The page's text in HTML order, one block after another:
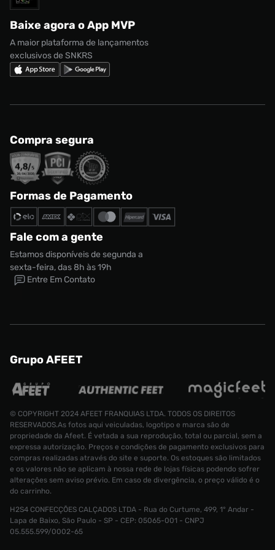
CONTINUAR COMPRANDO
Camiseta
Tamanho:
ADICIONAR AO CARRINHO
Nike Shox
Regulamento CRM/ CASHBACK
Regulamento Cupom
Baixe agora o App MVP
A maior plataforma de lançamentos
exclusivos de SNKRS
Compra segura
Formas de Pagamento
Fale com a gente
Estamos disponíveis de segunda a
sexta-feira, das 8h às 19h
Entre Em Contato
Grupo AFEET
© COPYRIGHT 2024 AFEET FRANQUIAS LTDA. TODOS OS DIREITOS
RESERVADOS.As fotos aqui veiculadas, logotipo e marca são de
propriedade da Afeet. É vetada a sua reprodução, total ou parcial, sem a
expressa autorização. Preços e condições de pagamento exclusivos para
compras realizadas através do site e suporte. Os estoques são limitados
e os valores não se aplicam à nossa rede de lojas físicas podendo sofrer
alterações sem aviso prévio. Em caso de divergência, o preço válido é o
do carrinho.
H2S4 CONFECÇÕES CALÇADOS LTDA - Rua do Curtume, 499, 1° Andar -
Lapa de Baixo, São Paulo - SP - CEP: 05065-001 - CNPJ
05.555.599/0002-65